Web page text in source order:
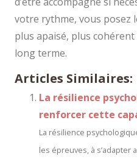
votre rythme, vous posez
plus apaisé, plus
long terme.
Articles Similaires:
La résilience
renforcer cette
La résilience
les épreuves, à s’adapter